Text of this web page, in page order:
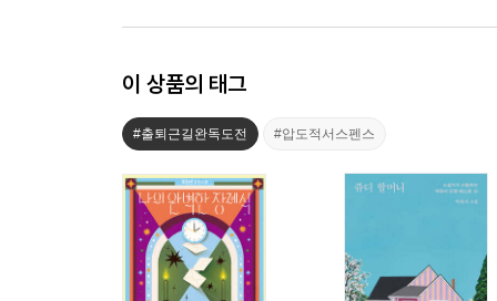
이 상품의 태그
#출퇴근길완독도전 #압도적서스펜스